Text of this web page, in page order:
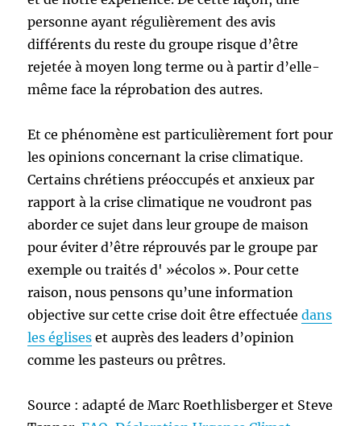
personne ayant régulièrement des avis
différents du reste du groupe risque d’être
rejetée à moyen long terme ou à partir d’elle-
même face la réprobation des autres.
Et ce phénomène est particulièrement fort pour
les opinions concernant la crise climatique.
Certains chrétiens préoccupés et anxieux par
rapport à la crise climatique ne voudront pas
aborder ce sujet dans leur groupe de maison
pour éviter d’être réprouvés par le groupe par
exemple ou traités d' »écolos ». Pour cette
raison, nous pensons qu’une information
objective sur cette crise doit être effectuéedans
les églises et auprès des leaders d’opinion
comme les pasteurs ou prêtres.
Source : adapté de Marc Roethlisberger et Steve